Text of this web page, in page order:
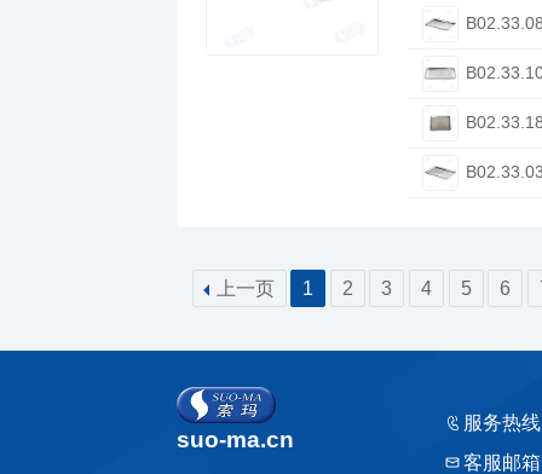
上一页 1 2 3 4 5 6
suo-ma.cn
服务热
客服邮